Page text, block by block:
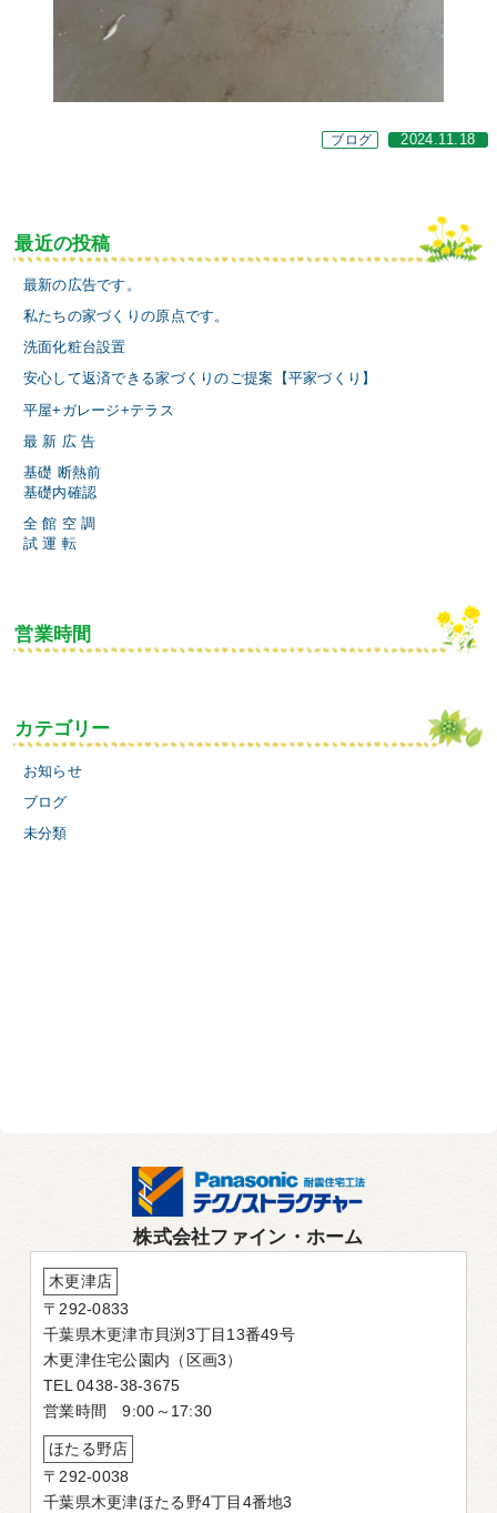
ブログ 2024.11.18
最近の投稿
最新の広告です。
私たちの家づくりの原点です。
洗面化粧台設置
安心して返済できる家づくりのご提案【平家づくり】
平屋+ガレージ+テラス
最 新 広 告
基礎 断熱前
基礎内確認
全 館 空 調
試 運 転
営業時間
カテゴリー
お知らせ
ブログ
未分類
株式会社ファイン・ホーム
木更津店
〒292-0833
千葉県木更津市貝渕3丁目13番49号
木更津住宅公園内（区画3）
TEL 0438-38-3675
営業時間 9:00～17:30
ほたる野店
〒292-0038
千葉県木更津ほたる野4丁目4番地3